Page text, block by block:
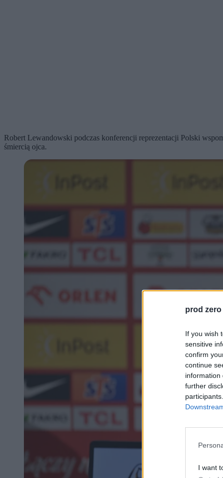
prod zero
If you wish
sensitive
confirm
continue
information
further
I want
Robert Lewandowski podczas konferencji reprezentacji Polski
śmiercią ojca.